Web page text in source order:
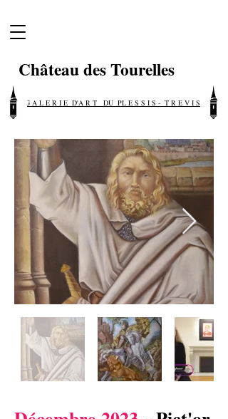
Château des Tourelles
G A L E R I E D'A R T DU PL E S S I S - T R E V I S E